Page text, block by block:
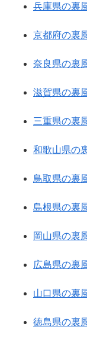
兵庫県の裏
京都府の裏
奈良県の裏
滋賀県の裏
三重県の裏
和歌山県の
鳥取県の裏
島根県の裏
岡山県の裏
広島県の裏
山口県の裏
徳島県の裏